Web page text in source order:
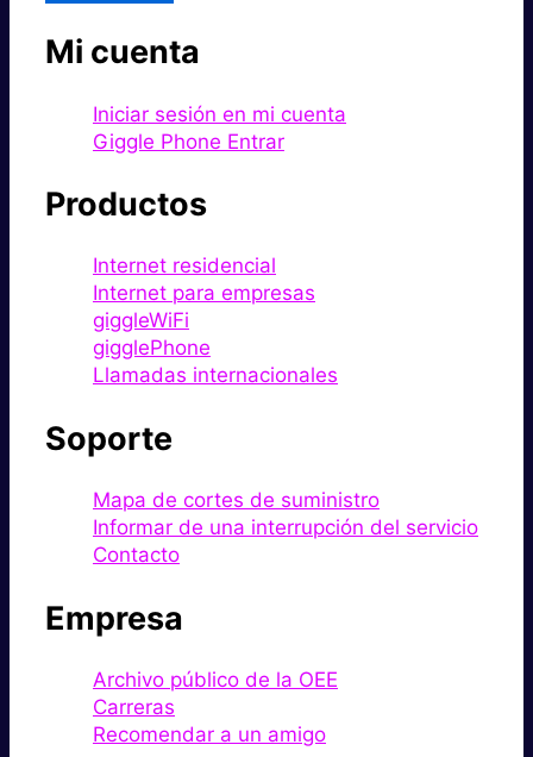
Mi cuenta
Iniciar sesión en mi cuenta
Giggle Phone Entrar
Productos
Internet residencial
Internet para empresas
giggleWiFi
gigglePhone
Llamadas internacionales
Soporte
Mapa de cortes de suministro
Informar de una interrupción del servicio
Contacto
Empresa
Archivo público de la OEE
Carreras
Recomendar a un amigo